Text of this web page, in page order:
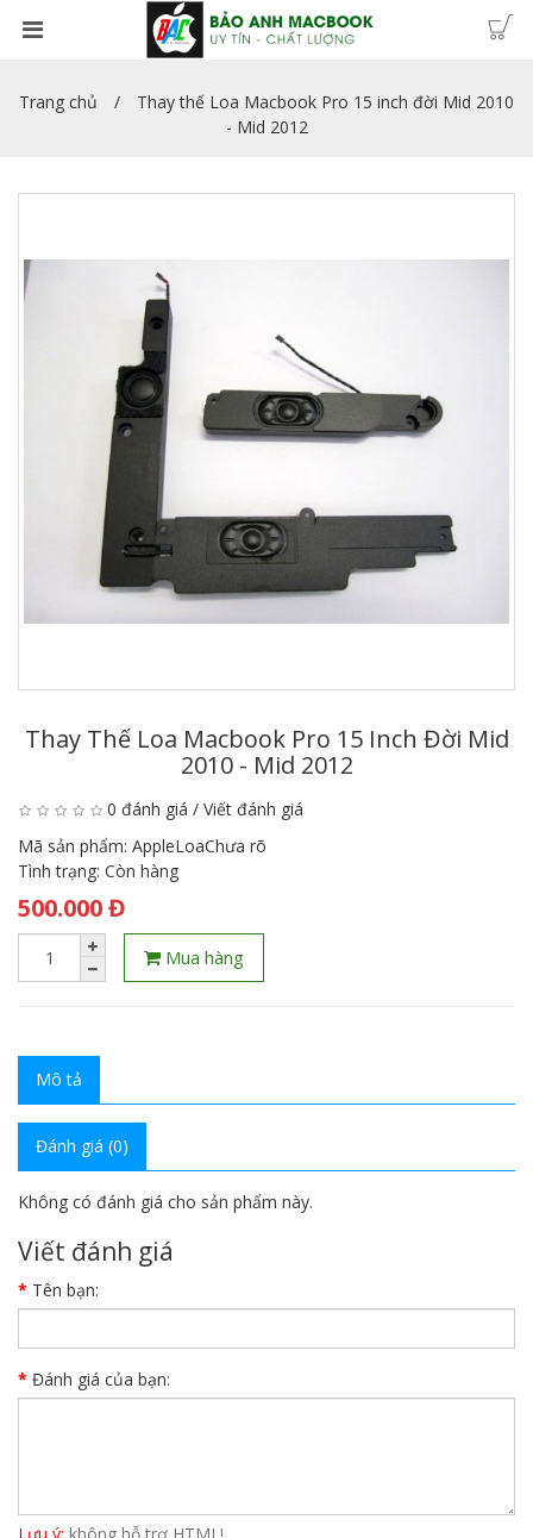
Trang chủ
Thay thế Loa Macbook Pro 15 inch đời Mid 2010
- Mid 2012
Thay Thế Loa Macbook Pro 15 Inch Đời Mid
2010 - Mid 2012
0 đánh giá / Viết đánh giá
Mã sản phẩm: AppleLoaChưa rõ
Tình trạng: Còn hàng
500.000 Đ
Mua hàng
Mô tả
Đánh giá (0)
Không có đánh giá cho sản phẩm này.
Viết đánh giá
Tên bạn:
Đánh giá của bạn: